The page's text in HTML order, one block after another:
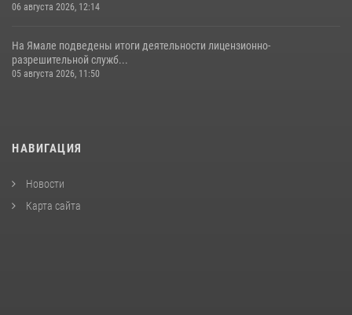
06 августа 2026, 12:14
На Ямале подведены итоги деятельности лицензионно-
разрешительной служб...
05 августа 2026, 11:50
НАВИГАЦИЯ
Новости
Карта сайта